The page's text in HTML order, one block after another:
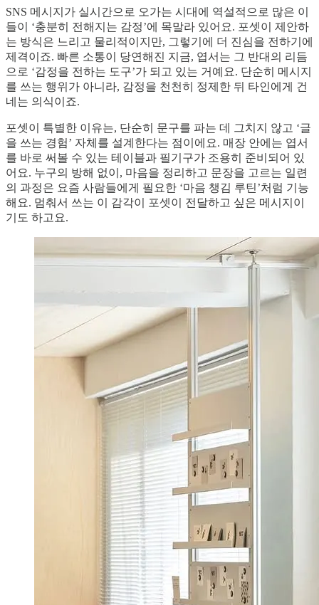
SNS 메시지가 실시간으로 오가는 시대에 역설적으로 많은 이
들이 ‘충분히 전해지는 감정’에 목말라 있어요. 포셋이 제안하
는 방식은 느리고 물리적이지만, 그렇기에 더 진심을 전하기에
제격이죠. 빠른 소통이 당연해진 지금, 엽서는 그 반대의 리듬
으로 ‘감정을 전하는 도구’가 되고 있는 거예요. 단순히 메시지
를 쓰는 행위가 아니라, 감정을 천천히 정제한 뒤 타인에게 건
네는 의식이죠.
포셋이 특별한 이유는, 단순히 문구를 파는 데 그치지 않고 ‘글
을 쓰는 경험’ 자체를 설계한다는 점이에요. 매장 안에는 엽서
를 바로 써볼 수 있는 테이블과 필기구가 조용히 준비되어 있
어요. 누구의 방해 없이, 마음을 정리하고 문장을 고르는 일련
의 과정은 요즘 사람들에게 필요한 ‘마음 챙김 루틴’처럼 기능
해요. 멈춰서 쓰는 이 감각이 포셋이 전달하고 싶은 메시지이
기도 하고요.